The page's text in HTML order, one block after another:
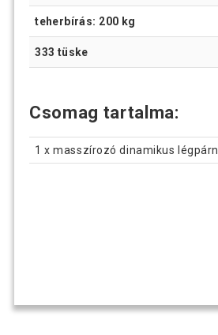
teherbírás: 200 kg
333 tüske
Csomag tartalma:
1 x masszírozó dinamikus